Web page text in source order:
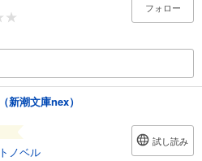
フォロー
新潮文庫nex）
ノベル
試し読み